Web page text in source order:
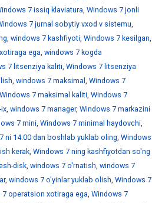
7 issiq klaviatura, Windows 7 jonli
7 jurnal sobytiy vxod v sistemu,
, windows 7 kashfiyoti, Windows 7 kesilgan,
ega, windows 7 kogda
7 litsenziya kaliti, Windows 7 litsenziya
, windows 7 maksimal , Windows 7
Windows 7 maksimal kaliti, Windows 7
, windows 7 manager, Windows 7 markazini
7 mini, Windows 7 minimal haydovchi,
ni 14:00 dan boshlab yuklab oling, Windows
kerak, Windows 7 ning kashfiyotdan so'ng
disk, windows 7 o'rnatish, windows 7
, windows 7 o'yinlar yuklab olish, Windows 7
7 operatsion xotiraga ega, Windows 7